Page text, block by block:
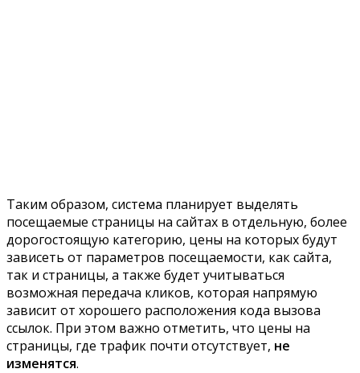
Таким образом, система планирует выделять
посещаемые страницы на сайтах в отдельную, более
дорогостоящую категорию, цены на которых будут
зависеть от параметров посещаемости, как сайта,
так и страницы, а также будет учитываться
возможная передача кликов, которая напрямую
зависит от хорошего расположения кода вызова
ссылок. При этом важно отметить, что цены на
страницы, где трафик почти отсутствует, не
изменятся.